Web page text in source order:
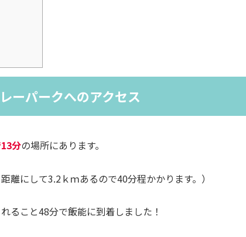
ーパークへのアクセス
分の場所にあります。
離にして3.2ｋｍあるので40分程かかります。）
ること48分で飯能に到着しました！